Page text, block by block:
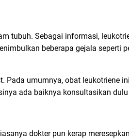
tubuh. Sebagai informasi,
beberapa gejala seperti
umumnya, obat leukotriene
ada baiknya konsultasikan
dokter pun kerap